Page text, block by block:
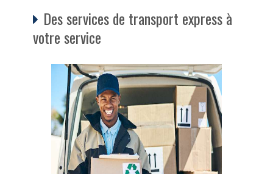
Des services de transport express à
votre service